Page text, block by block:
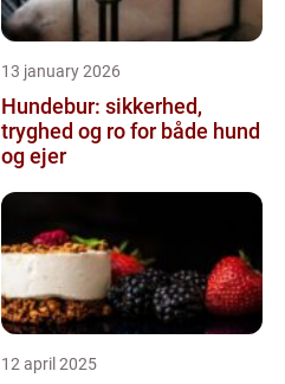
13 january 2026
Hundebur: sikkerhed,
tryghed og ro for både hund
og ejer
12 april 2025